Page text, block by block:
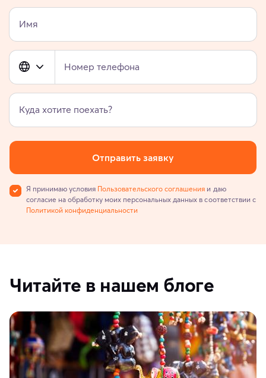
Имя
Номер телефона
Куда хотите поехать?
Отправить заявку
Я принимаю условия Пользовательского соглашения и даю
согласие на обработку моих персональных данных в соответствии с
Политикой конфиденциальности
Читайте в нашем блоге